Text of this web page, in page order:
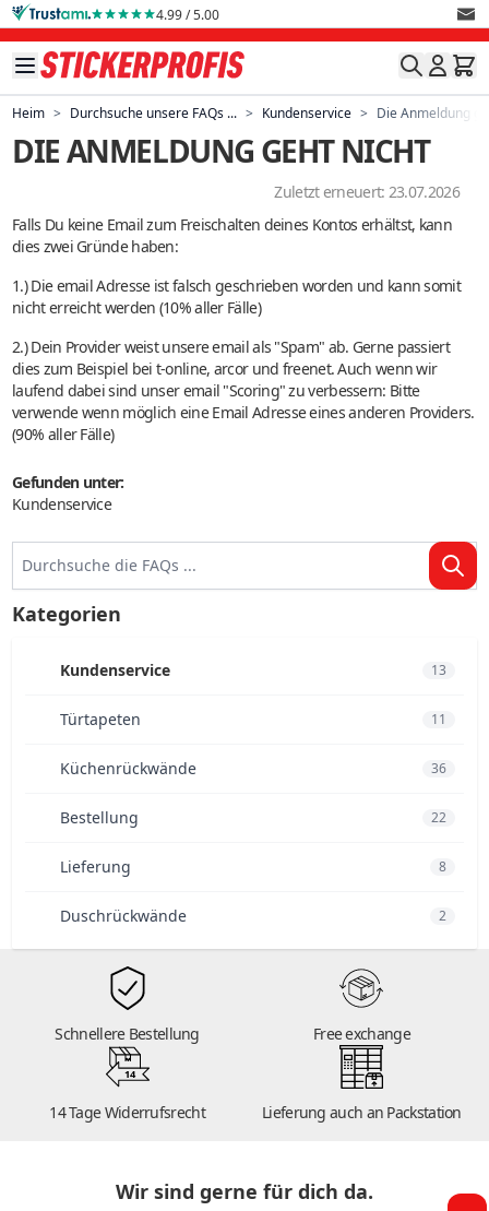
Direkt zum Inhalt 4.99 / 5.00
Heim > Durchsuche unsere FAQs ... > Kundenservice > Die Anmeldung
Kategorien
Kundenservice 13
Türtapeten 11
Küchenrückwände 36
Bestellung 22
Lieferung 8
Duschrückwände 2
DIE ANMELDUNG GEHT NICHT
Zuletzt erneuert: 23.07.2026
Falls Du keine Email zum Freischalten deines Kontos erhältst, kann
dies zwei Gründe haben:
1.) Die email Adresse ist falsch geschrieben worden und kann somit
nicht erreicht werden (10% aller Fälle)
2.) Dein Provider weist unsere email als "Spam" ab. Gerne passiert
dies zum Beispiel bei t-online, arcor und freenet. Auch wenn wir
laufend dabei sind unser email "Scoring" zu verbessern: Bitte
verwende wenn möglich eine Email Adresse eines anderen Providers.
(90% aller Fälle)
Gefunden unter:
Kundenservice
Schnellere Bestellung Free exchange
14
14 Tage Widerrufsrecht Lieferung auch an Packstation
Wir sind gerne für dich da.